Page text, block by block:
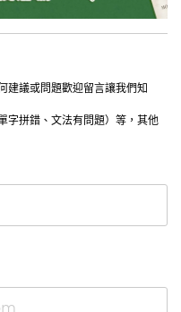
建議或問題歡迎留言讓我們知
字拼錯、文法有問題）等，其他